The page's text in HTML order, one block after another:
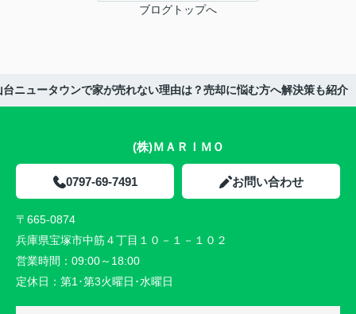
ブログトップへ
ニュータウンで家が売れない理由は？売却に悩む方へ解決策も紹介
(株)ＭＡＲＩＭＯ
0797-69-7491 お問い合わせ
〒665-0874
兵庫県宝塚市中筋４丁目１０－１－１０２
営業時間： 09:00～18:00
定休日： 第1･第3火曜日･水曜日